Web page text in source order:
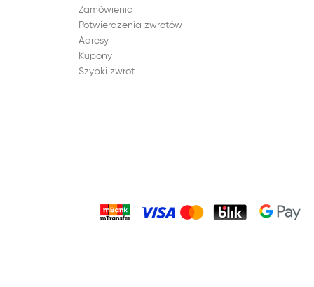
Zamówienia
Potwierdzenia zwrotów
Adresy
Kupony
Szybki zwrot